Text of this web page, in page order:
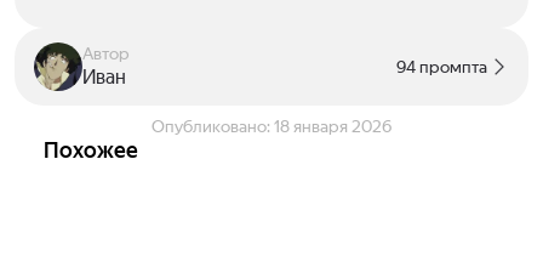
Автор
Иван 94 промпта
Опубликовано: 18 января 2026
Похожее